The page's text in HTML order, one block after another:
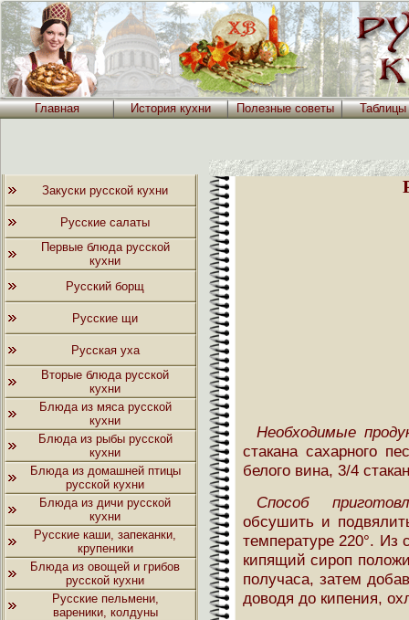
Главная История кухни Полезные советы
Закуски русской кухни
Русские салаты
Первые блюда русской
кухни
Русский борщ
Русские щи
Русская уха
Вторые блюда русской
кухни
Блюда из мяса русской
кухни
Блюда из рыбы русской
кухни
Блюда из домашней птицы
русской кухни
Блюда из дичи русской
кухни
Русские каши, запеканки,
крупеники
Блюда из овощей и грибов
русской кухни
Русские пельмени,
вареники, колдуны
Необходимые
стакана сахарного
белого вина, 3/4
Способ
обсушить и
температуре 220°. Из
кипящий сироп
получаса, затем
доводя до кипения,